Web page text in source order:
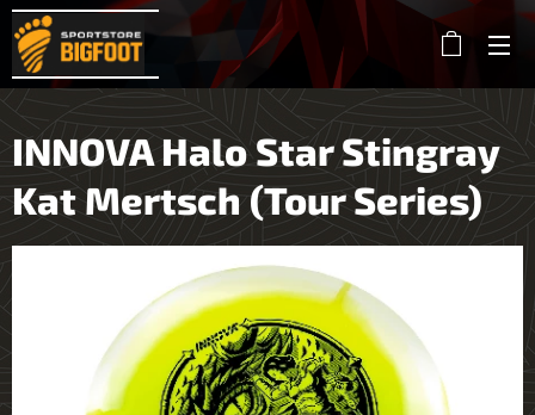
INNOVA Halo Star Stingray
Kat Mertsch (Tour Series)